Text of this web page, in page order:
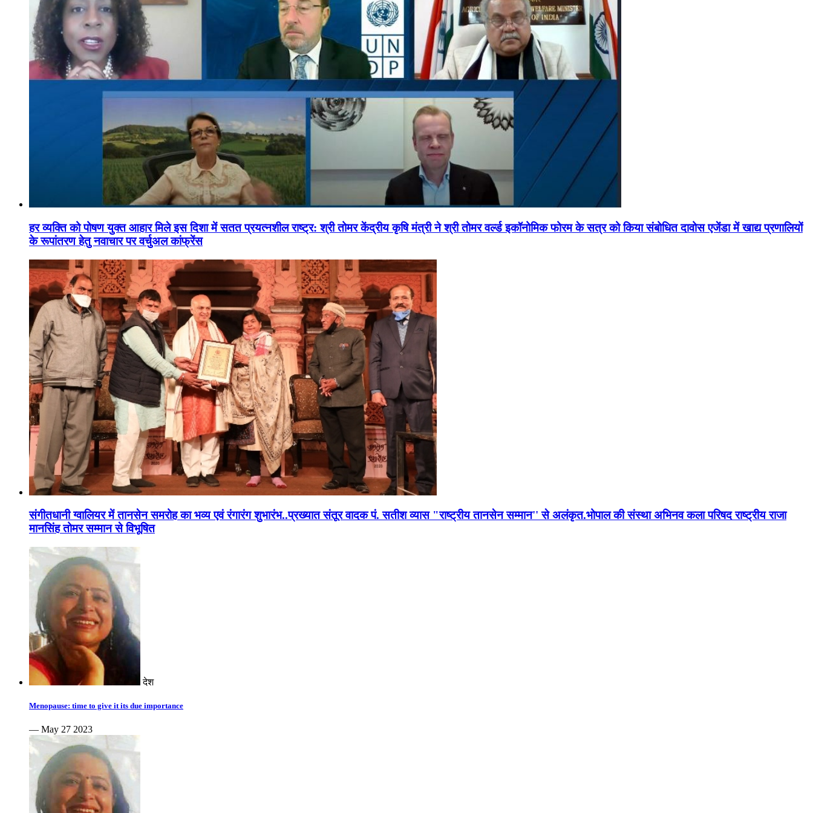
हर व्यक्ति को पोषण युक्त आहार मिले इस दिशा में सतत प्रयत्नशील राष्ट्र: श्री तोमर केंद्रीय कृषि मंत्री ने श्री तोमर वर्ल्ड इकॉनोमिक फोरम के सत्र को किया संबोधित दावोस एजेंडा में खाद्य प्रणालियों
के रूपांतरण हेतु नवाचार पर वर्चुअल कांफ्रेंस
संगीतधानी ग्वालियर में तानसेन समरोह का भव्य एवं रंगारंग शुभारंभ..प्रख्यात संतूर वादक पं. सतीश व्यास "राष्ट्रीय तानसेन सम्मान'' से अलंकृत.भोपाल की संस्था अभिनव कला परिषद राष्ट्रीय राजा
मानसिंह तोमर सम्मान से विभूषित
देश
Menopause: time to give it its due importance
— May 27 2023